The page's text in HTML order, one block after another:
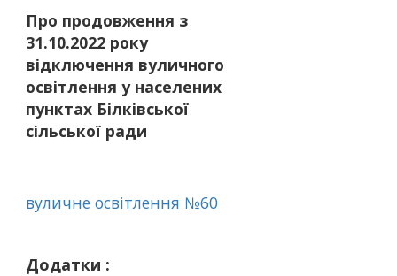
Про продовження з
31.10.2022 року
відключення вуличного
освітлення у населених
пунктах Білківської
сільської ради
вуличне освітлення №60
Додатки :